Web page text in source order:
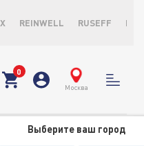
REINWELL RUSEFF
Москва
Выберите ваш город
масла и ATF